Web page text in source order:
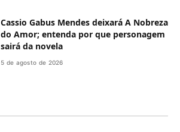
Cassio Gabus Mendes deixará A Nobreza
do Amor; entenda por que personagem
sairá da novela
5 de agosto de 2026